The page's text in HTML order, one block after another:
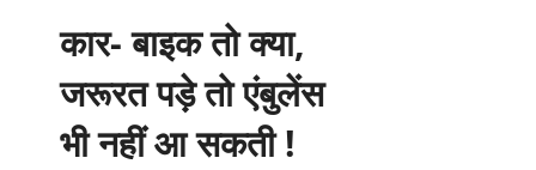
कार- बाइक तो क्या,
जरूरत पड़े तो एंबुलेंस
भी नहीं आ सकती !